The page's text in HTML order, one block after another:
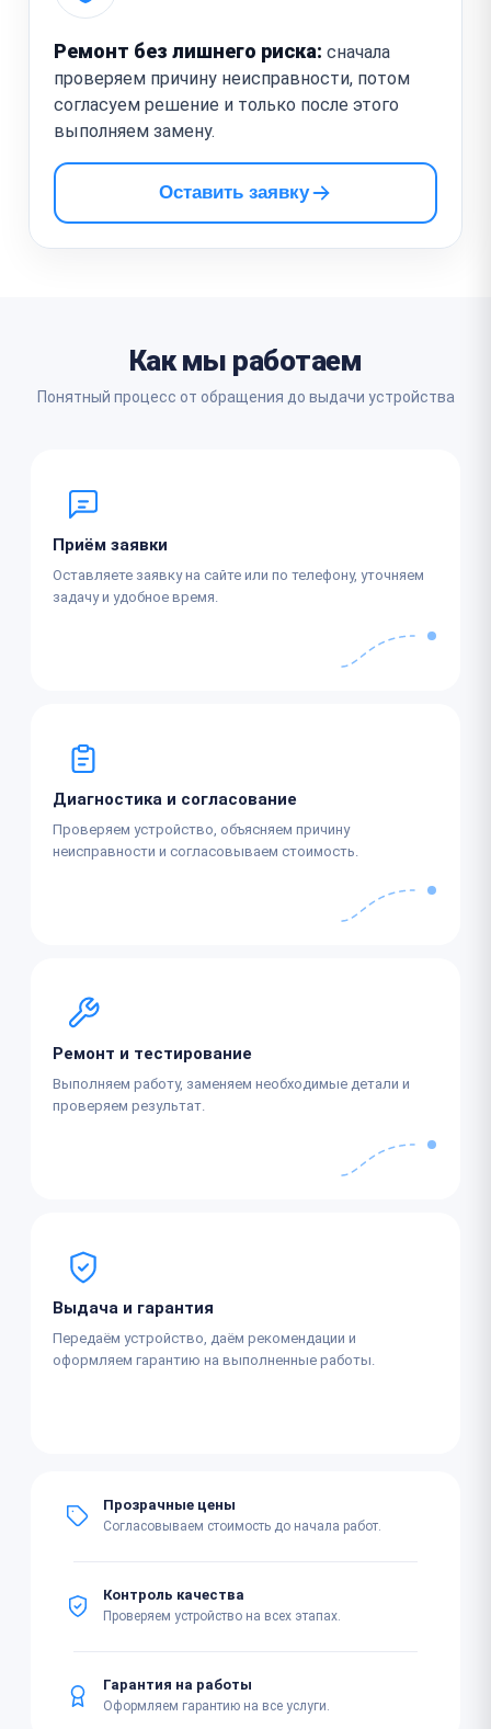
Ремонт без лишнего риска: сначала
проверяем причину неисправности, потом
согласуем решение и только после этого
выполняем замену.
Оставить заявку
Как мы работаем
Понятный процесс от обращения до выдачи устройства
Приём заявки
Оставляете заявку на сайте или по телефону, уточняем
задачу и удобное время.
Диагностика и согласование
Проверяем устройство, объясняем причину
неисправности и согласовываем стоимость.
Ремонт и тестирование
Выполняем работу, заменяем необходимые детали и
проверяем результат.
Выдача и гарантия
Передаём устройство, даём рекомендации и
оформляем гарантию на выполненные работы.
Прозрачные цены
Согласовываем стоимость до начала работ.
Контроль качества
Проверяем устройство на всех этапах.
Гарантия на работы
Оформляем гарантию на все услуги.